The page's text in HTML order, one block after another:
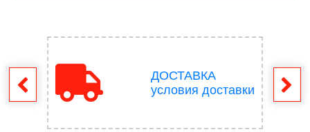
ДОСТАВКА
условия доставки